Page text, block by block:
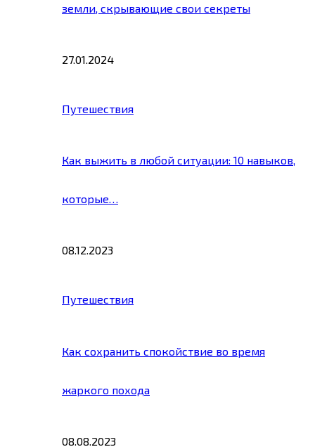
земли, скрывающие свои секреты
27.01.2024
Путешествия
Как выжить в любой ситуации: 10 навыков,
которые…
08.12.2023
Путешествия
Как сохранить спокойствие во время
жаркого похода
08.08.2023